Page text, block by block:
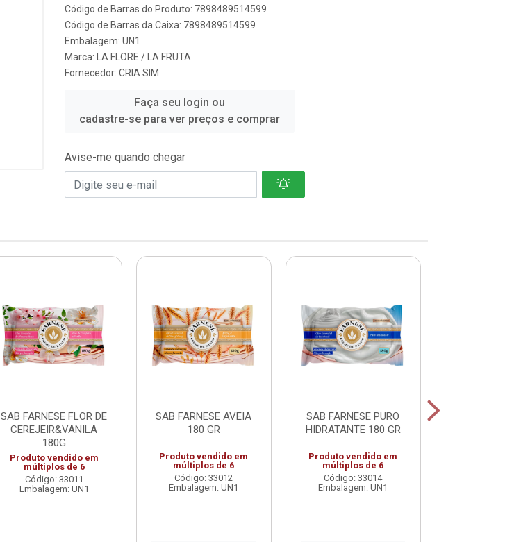
Código de Barras do Produto: 7898489514599
Código de Barras da Caixa: 7898489514599
Embalagem: UN1
Marca:
LA FLORE / LA FRUTA
Fornecedor: CRIA SIM
Faça seu login ou
cadastre-se para ver preços e comprar
Avise-me quando chegar
SAB FARNESE FLOR DE
CEREJEIR&VANILA
180G
Produto vendido em
múltiplos de 6
Código: 33011
Embalagem: UN1
SAB FARNESE AVEIA
180 GR
Produto vendido em
múltiplos de 6
Código: 33012
Embalagem: UN1
SAB FARNESE PURO
HIDRATANTE 180 GR
Produto vendido em
múltiplos de 6
Código: 33014
Embalagem: UN1